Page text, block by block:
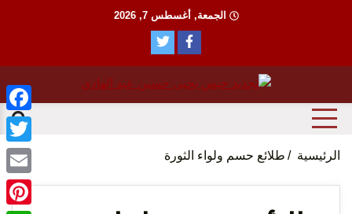
الجمعة, أغسطس 7, 2026
منظمة حقوقية مصرية تدافع عن حقوق الانسان
الرئيسية طلائع حسم ولواء الثورة
Email